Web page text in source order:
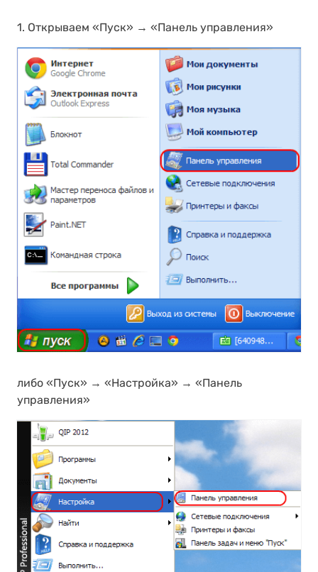
1. Открываем «Пуск» → «Панель управления»
либо «Пуск» → «Настройка» → «Панель
управления»